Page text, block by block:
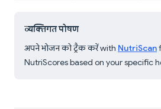
व्यक्तिगत पोषण
अपने भोजन को ट्रैक करें with NutriScan
NutriScores based on your specific